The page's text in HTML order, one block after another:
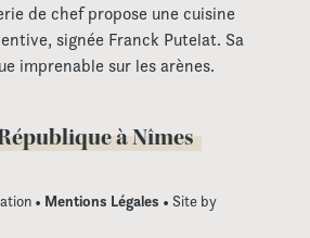
de chef propose une cuisine
signée Franck Putelat. Sa
imprenable sur les arènes.
à Nîmes
• Mentions Légales • Site by